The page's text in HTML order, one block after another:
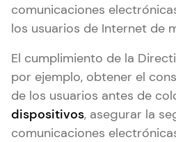
comunicaciones
los usuarios de Internet de
El cumplimiento de la
por ejemplo, obtener el
de los usuarios antes de
dispositivos, asegurar la
comunicaciones